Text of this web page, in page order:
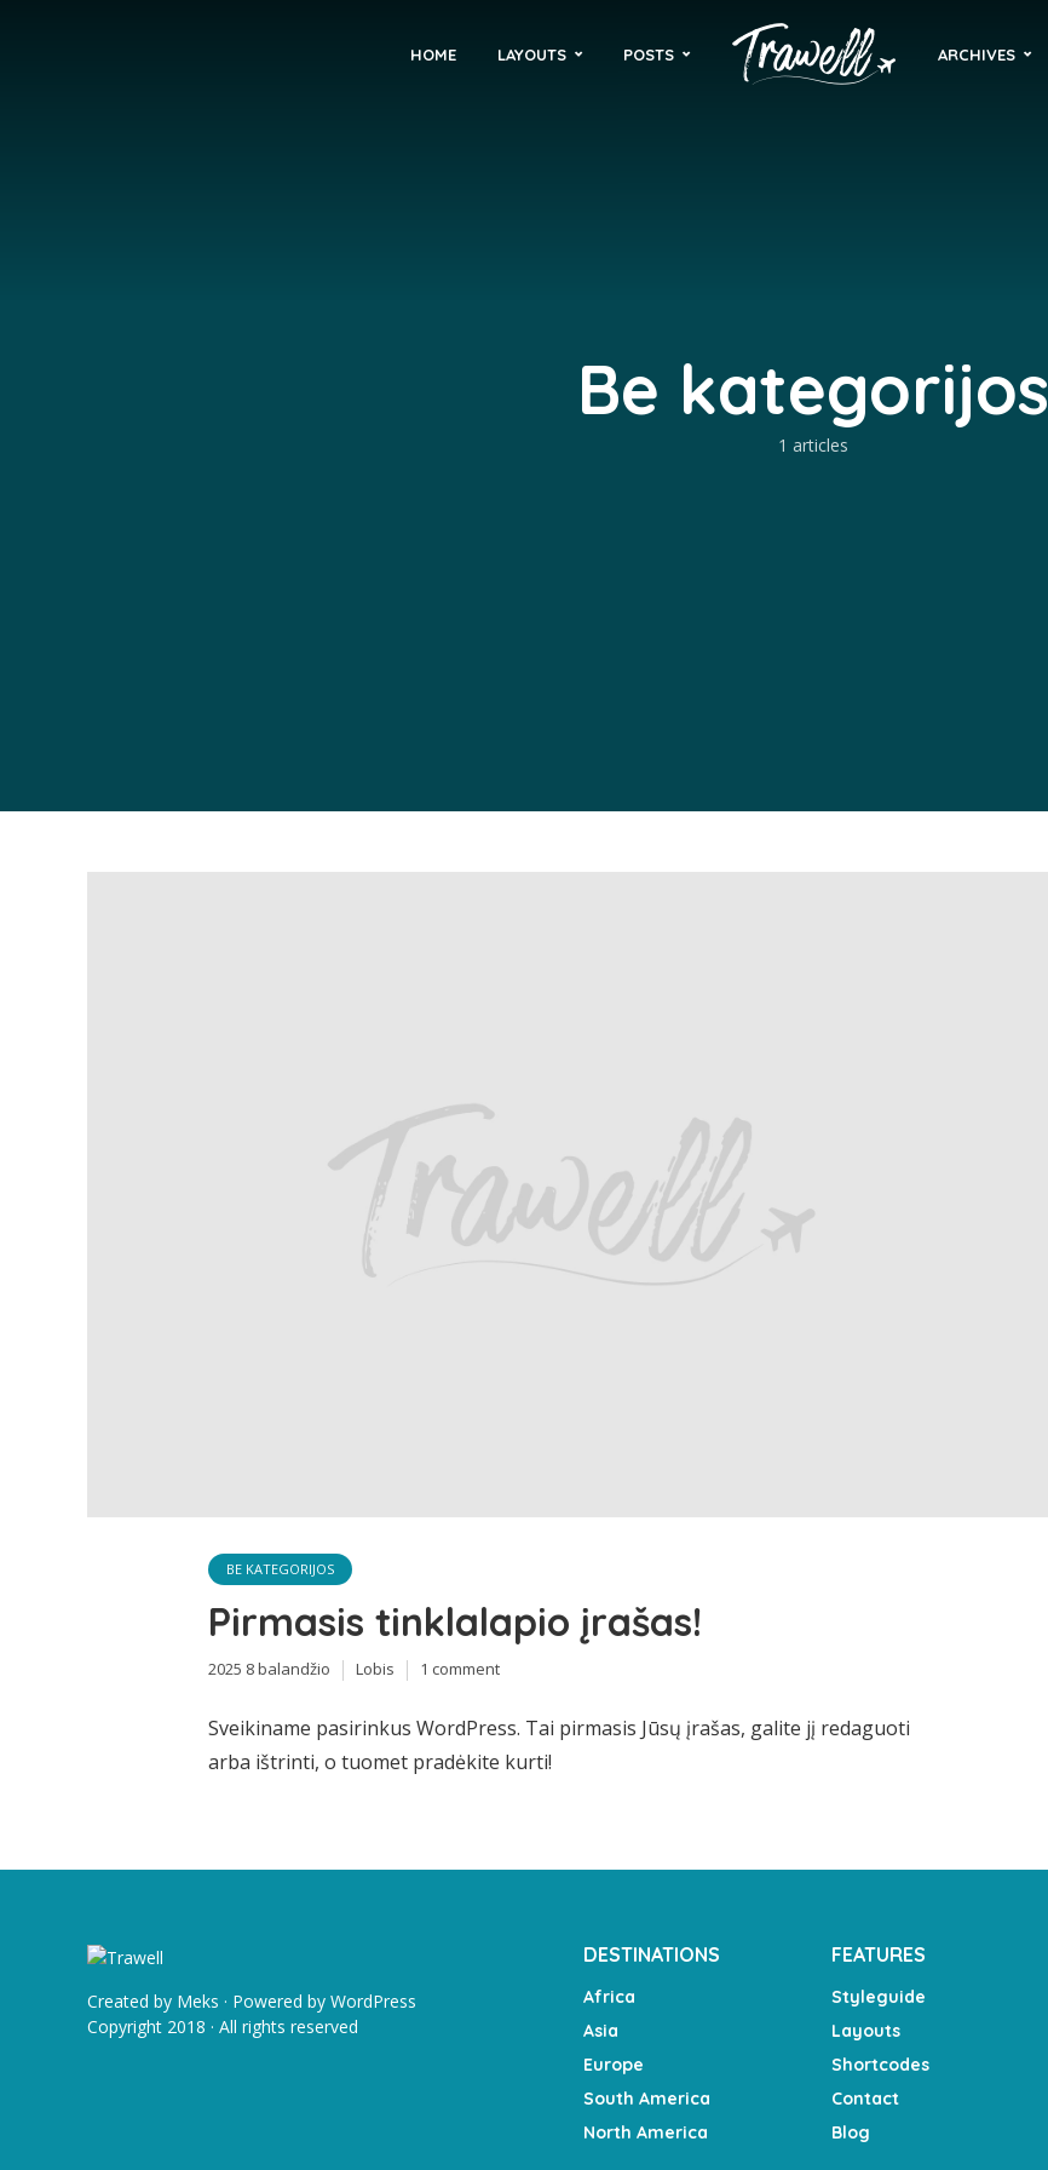
HOME LAYOUTS POSTS ARCHIVES
Be kategorijos
1 articles
BE KATEGORIJOS
Pirmasis tinklalapio įrašas!
2025 8 balandžio Lobis 1 comment
Sveikiname pasirinkus WordPress. Tai pirmasis Jūsų įrašas, galite jį redaguoti
arba ištrinti, o tuomet pradėkite kurti!
Created by Meks · Powered by WordPress
Copyright 2018 · All rights reserved
DESTINATIONS
Africa
Asia
Europe
South America
North America
FEATURES
Styleguide
Layouts
Shortcodes
Contact
Blog